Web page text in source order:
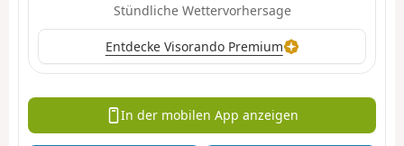
Stündliche Wettervorhersage
Entdecke Visorando Premium
In der mobilen App anzeigen